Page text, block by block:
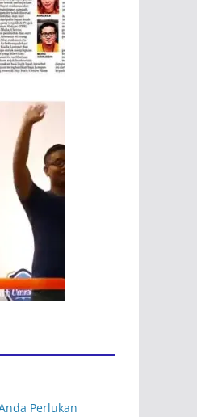
Perlukan